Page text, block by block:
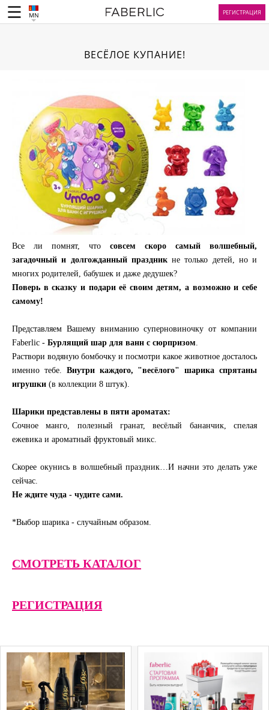
MN РЕГИСТРАЦИЯ
ВЕСЁЛОЕ КУПАНИЕ!
Все ли помнят, что совсем скоро самый волшебный,
загадочный и долгожданный праздникне только детей, но и
многих родителей, бабушек и даже дедушек?
Поверь в сказку и подари её своим детям, а возможно и себе
самому!
Представляем Вашему вниманию суперновиночку от компании
Faberlic - Бурлящий шар для ванн с сюрпризом
Раствори водяную бомбочку и посмотри какое животное досталось
именно тебе. Внутри каждого, "весёлого" шарика спрятаны
игрушки (в коллекции 8 штук).
Шарики представлены в пяти ароматах:
Сочное манго, полезный гранат, весёлый бананчик, спелая
ежевика и ароматный фруктовый микс.
Скорее окунись в волшебный праздник…И начни это делать уже
сейчас.
Не ждите чуда - чудите сами.
*Выбор шарика - случайным образом.
СМОТРЕТЬ КАТАЛОГ
РЕГИСТРАЦИЯ